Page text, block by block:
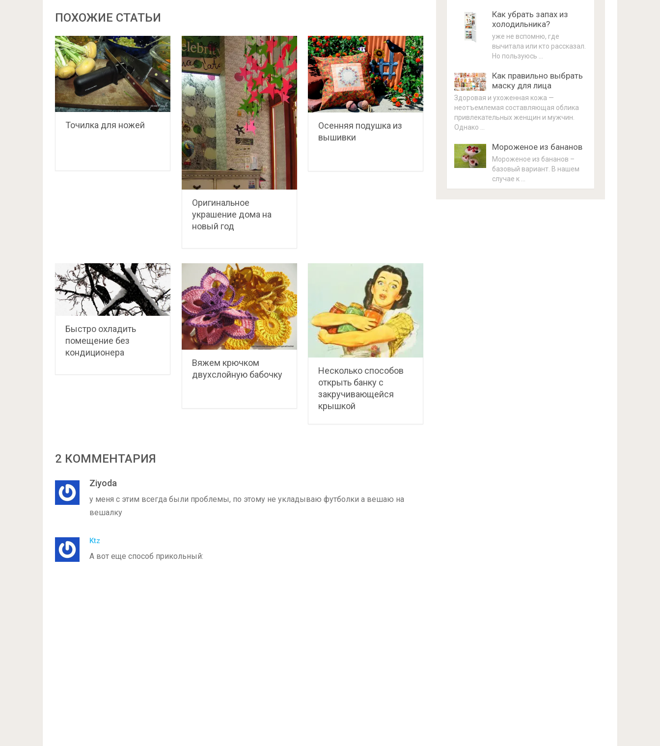
ПОХОЖИЕ СТАТЬИ
Точилка для ножей
Оригинальное
украшение дома на
новый год
Осенняя подушка из
вышивки
Быстро охладить
помещение без
кондиционера
Вяжем крючком
двухслойную бабочку
Несколько способов
открыть банку с
закручивающейся
крышкой
2 КОММЕНТАРИЯ
Ziyoda
у меня с этим всегда были проблемы, по этому не укладываю футболки а вешаю на
вешалку
Ktz
А вот еще способ прикольный:
Как убрать запах из
холодильника?
уже не вспомню, где
вычитала или кто рассказал.
Но пользуюсь …
Как правильно выбрать
маску для лица
Здоровая и ухоженная кожа —
неотъемлемая составляющая облика
привлекательных женщин и мужчин.
Однако …
Мороженое из бананов
Мороженое из бананов –
базовый вариант. В нашем
случае к …